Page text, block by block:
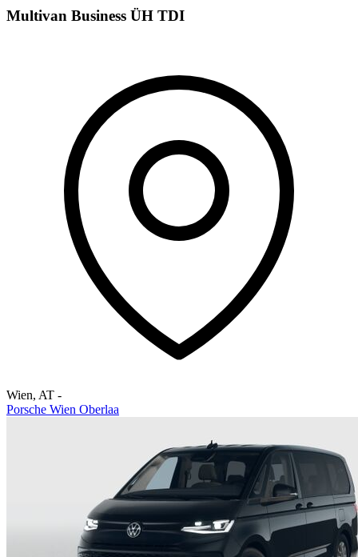
Multivan Business ÜH TDI
Wien, AT -
Porsche Wien Oberlaa